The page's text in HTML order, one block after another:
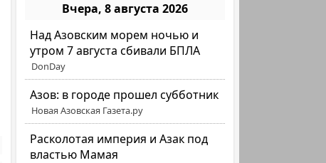
Вчера, 8 августа 2026
Над Азовским морем ночью и
утром 7 августа сбивали БПЛА
DonDay
Азов: в городе прошел субботник
Новая Азовская Газета.ру
Расколотая империя и Азак под
властью Мамая